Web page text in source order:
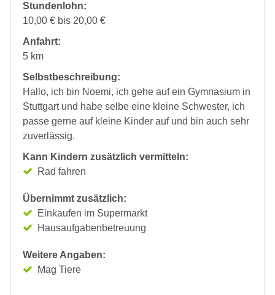
Stundenlohn:
10,00 € bis 20,00 €
Anfahrt:
5 km
Selbstbeschreibung:
Hallo, ich bin Noemi, ich gehe auf ein Gymnasium in
Stuttgart und habe selbe eine kleine Schwester, ich
passe gerne auf kleine Kinder auf und bin auch sehr
zuverlässig.
Kann Kindern zusätzlich vermitteln:
Rad fahren
Übernimmt zusätzlich:
Einkaufen im Supermarkt
Hausaufgabenbetreuung
Weitere Angaben:
Mag Tiere